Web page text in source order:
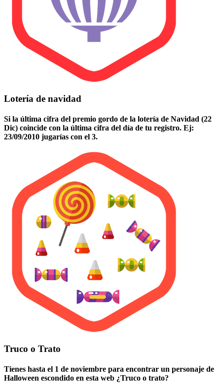
Lotería de navidad
Si la última cifra del premio gordo de la lotería de Navidad (22
Dic) coincide con la última cifra del día de tu registro. Ej:
23/09/2010 jugarías con el 3.
Truco o Trato
Tienes hasta el 1 de noviembre para encontrar un personaje de
Halloween escondido en esta web ¿Truco o trato?